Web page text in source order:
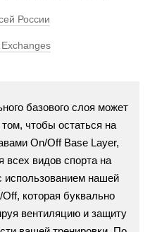
России
базового слоя может
чтобы остаться на
On/Off Base Layer,
видов спорта на
использованием нашей
которая буквально
вентиляцию и защиту